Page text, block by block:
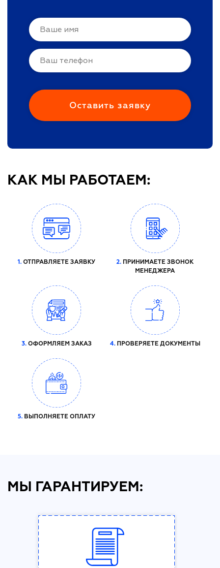
КАК МЫ РАБОТАЕМ:
1. ОТПРАВЛЯЕТЕ ЗАЯВКУ 2. ПРИНИМАЕТЕ ЗВОНОК
МЕНЕДЖЕРА
3.ОФОРМЛЯЕМ ЗАКАЗ 4.ПРОВЕРЯЕТЕ ДОКУМЕНТЫ
5. ВЫПОЛНЯЕТЕ ОПЛАТУ
МЫ ГАРАНТИРУЕМ: